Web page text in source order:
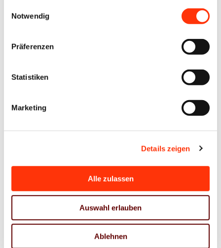
Notwendig
Präferenzen
Statistiken
Marketing
Details zeigen
Alle zulassen
Auswahl erlauben
Ablehnen
wird nun in die EUDR aufgenommen. Dabei entfällt
Sorgfaltserklärungen entlang der ganzen Lieferkette
Datenweitergabe vom Wald bis zum Handel. Damit
konnte mehr Pragmatismus und eine spürbare
Bürokratie erreicht werden, wofür sich der BVDM
gemeinsam mit Intergraf und weiteren Verbänden
bestätigt, dass in der EU hergestellte Druckprodukte